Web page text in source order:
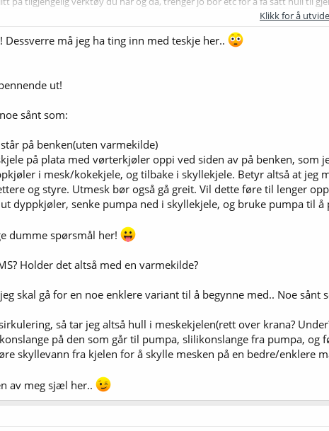
Klikk for å
Dessverre må jeg ha ting inn med teskje her..
ut!
sånt som:
på benken(uten varmekilde)
på plata med vørterkjøler oppi ved siden av på benken, som
i mesk/kokekjele, og tilbake i skyllekjele. Betyr altså at jeg
og styre. Utmesk bør også gå greit. Vil dette føre til lenger
dyppkjøler, senke pumpa ned i skyllekjele, og bruke pumpa til
dumme spørsmål her!
Holder det altså med en varmekilde?
skal gå for en noe enklere variant til å begynne med.. Noe sånt
så tar jeg altså hull i meskekjelen(rett over krana?
på den som går til pumpa, slilikonslange fra pumpa, og
skyllevann fra kjelen for å skylle mesken på en bedre/enklere
av meg sjæl her..